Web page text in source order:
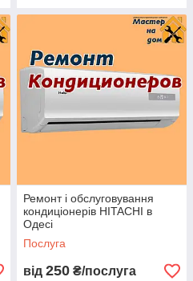
Ремонт і обслуговування
кондиціонерів HITACHI в
Одесі
Послуга
від 250 ₴/послуга